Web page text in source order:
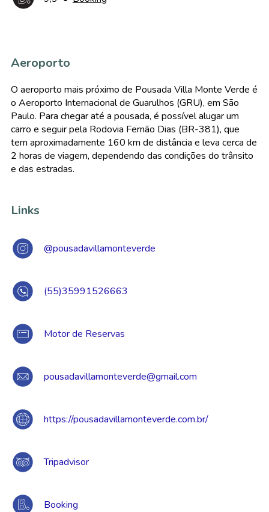
Aeroporto
O aeroporto mais próximo de Pousada Villa Monte Verde é
o Aeroporto Internacional de Guarulhos (GRU), em São
Paulo. Para chegar até a pousada, é possível alugar um
carro e seguir pela Rodovia Fernão Dias (BR-381), que
tem aproximadamente 160 km de distância e leva cerca de
2 horas de viagem, dependendo das condições do trânsito
e das estradas.
Links
@pousadavillamonteverde
(55)35991526663
Motor de Reservas
pousadavillamonteverde@gmail.com
https://pousadavillamonteverde.com.br/
Tripadvisor
Booking